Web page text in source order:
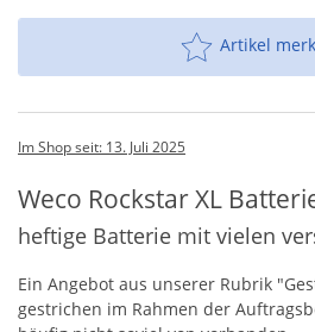
Artikel
Im Shop seit: 13. Juli 2025
Weco Rockstar XL
heftige Batterie mit vielen
Ein Angebot aus unserer Rubrik
gestrichen im Rahmen der